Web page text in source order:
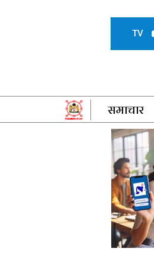
TV
समाचार